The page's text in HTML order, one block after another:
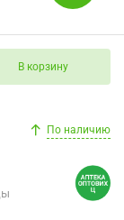
В корзину
По наличию